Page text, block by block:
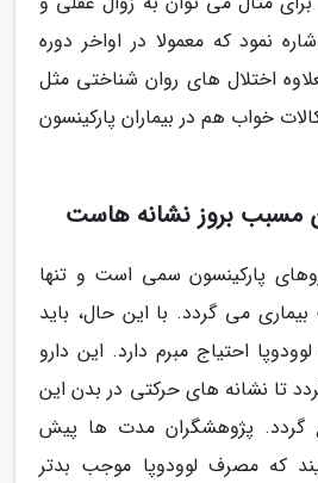
نمود که معمولا در اواخر دوره
اختلال های روان شناختی مثل
خواب هم در بیماران پارکینسون
مسبب بروز نشانه هاست
پارکینسون سمی است و تنها
می گردد. با این حال، باید
احتیاج مبرم دارد. این دارو
تا نشانه های حرکتی در بدن این
گردد. پژوهشگران مدت ها پیش
که مصرف لوودوپا موجب بدتر